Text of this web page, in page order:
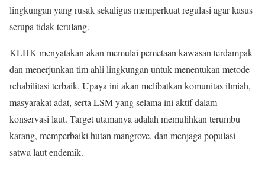
lingkungan yang rusak sekaligus memperkuat regulasi agar kasus
serupa tidak terulang.
KLHK menyatakan akan memulai pemetaan kawasan terdampak
dan menerjunkan tim ahli lingkungan untuk menentukan metode
rehabilitasi terbaik. Upaya ini akan melibatkan komunitas ilmiah,
masyarakat adat, serta LSM yang selama ini aktif dalam
konservasi laut. Target utamanya adalah memulihkan terumbu
karang, memperbaiki hutan mangrove, dan menjaga populasi
satwa laut endemik.